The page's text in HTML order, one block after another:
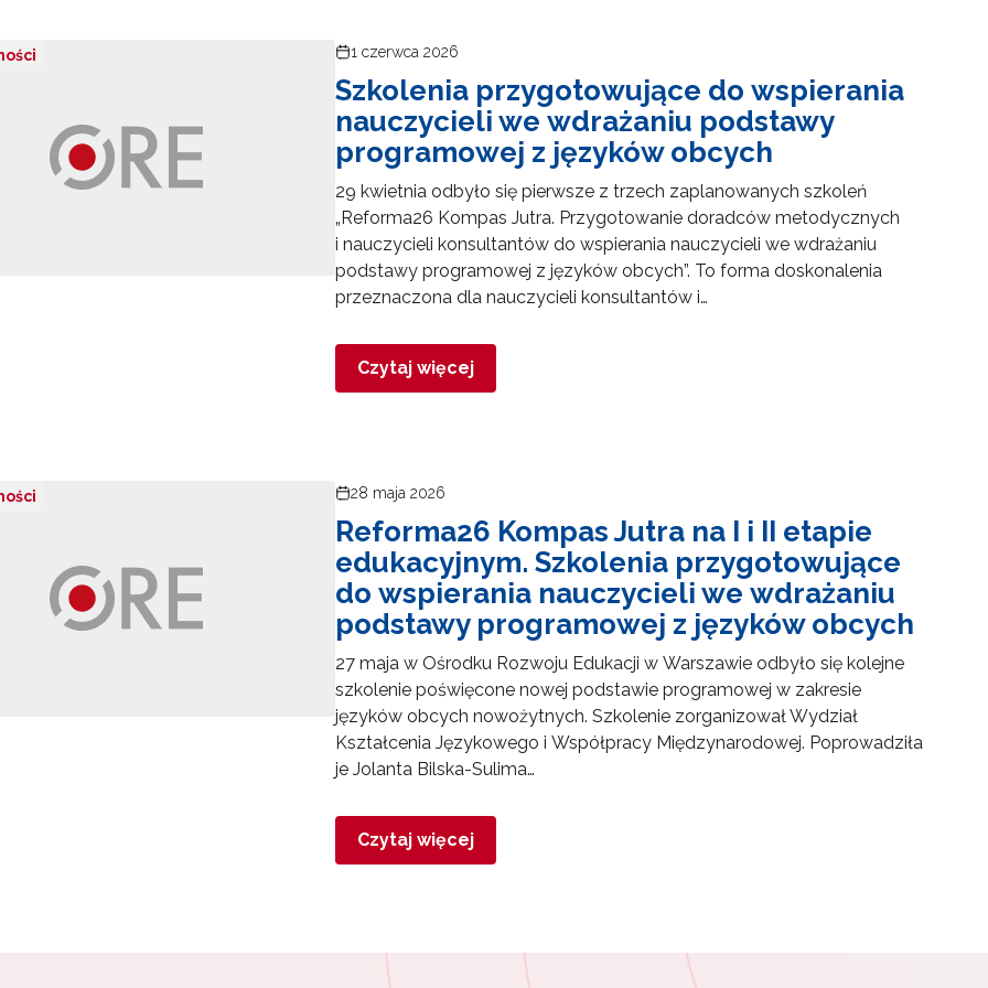
1 czerwca 2026
Szkolenia przygotowujące do wspierania
nauczycieli we wdrażaniu podstawy
programowej z języków obcych
29 kwietnia odbyło się pierwsze z trzech zaplanowanych szkoleń
„Reforma26 Kompas Jutra. Przygotowanie doradców metodycznych
i nauczycieli konsultantów do wspierania nauczycieli we wdrażaniu
podstawy programowej z języków obcych”. To forma doskonalenia
przeznaczona dla nauczycieli konsultantów i…
Czytaj więcej
28 maja 2026
Reforma26 Kompas Jutra na I i II etapie
edukacyjnym. Szkolenia przygotowujące
do wspierania nauczycieli we wdrażaniu
podstawy programowej z języków obcych
27 maja w Ośrodku Rozwoju Edukacji w Warszawie odbyło się kolejne
szkolenie poświęcone nowej podstawie programowej w zakresie
języków obcych nowożytnych. Szkolenie zorganizował Wydział
Kształcenia Językowego i Współpracy Międzynarodowej. Poprowadziła
je Jolanta Bilska-Sulima…
Czytaj więcej